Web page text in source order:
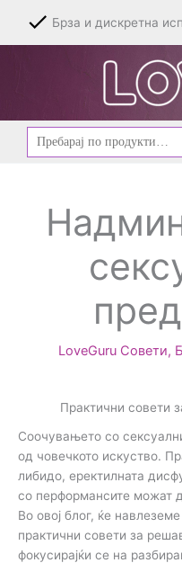
content
над 1500 ден
Барај
за:
LoveGuru Совети,
Практични совети
Соочувањето со
од човечкото искуство.
либидо, еректилната
со перформансите можат
Во овој блог, ќе
практични совети за
фокусирајќи се на